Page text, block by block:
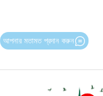
আপনার মতামত প্রদান করুন